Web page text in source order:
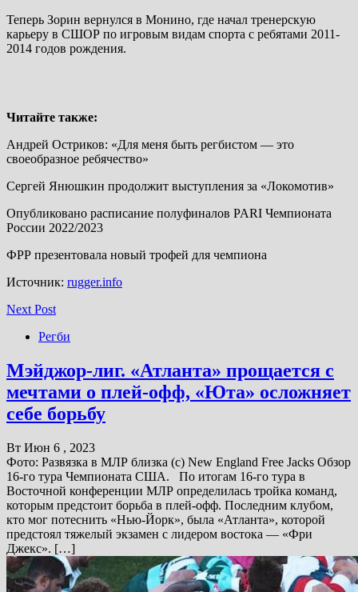
Теперь Зорин вернулся в Монино, где начал тренерскую
карьеру в СШОР по игровым видам спорта с ребятами 2011-
2014 годов рождения.
Читайте также:
Андрей Остриков: «Для меня быть регбистом — это
своеобразное ребячество»
Сергей Янюшкин продолжит выступления за «Локомотив»
Опубликовано расписание полуфиналов PARI Чемпионата
России 2022/2023
ФРР презентовала новый трофей для чемпиона
Источник: rugger.info
Next Post
Регби
Мэйджор-лиг. «Атланта» прощается с
мечтами о плей-офф, «Юта» осложняет
себе борьбу
Вт Июн 6 , 2023
Фото: Развязка в МЛР близка (с) New England Free Jacks Обзор
16-го тура Чемпионата США. По итогам 16-го тура в
Восточной конференции МЛР определилась тройка команд,
которым предстоит борьба в плей-офф. Последним клубом,
кто мог потеснить «Нью-Йорк», была «Атланта», которой
предстоял тяжелый экзамен с лидером востока — «Фри
Джекс». […]